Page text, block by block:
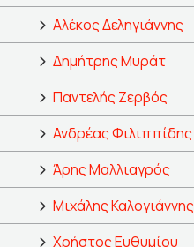
Αλέκος Δεληγιάννης
Δημήτρης Μυράτ
Παντελής Ζερβός
Ανδρέας Φιλιππίδης
Άρης Μαλλιαγρός
Μιχάλης Καλογιάννης
Χρήστος Ευθυμίου